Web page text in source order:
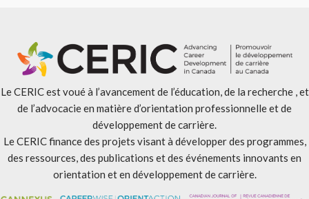
Le CERIC est voué à l’avancement de l’éducation, de la recherche , et
de l’advocacie en matière d’orientation professionnelle et de
développement de carrière.
Le CERIC finance des projets visant à développer des programmes,
des ressources, des publications et des événements innovants en
orientation et en développement de carrière.